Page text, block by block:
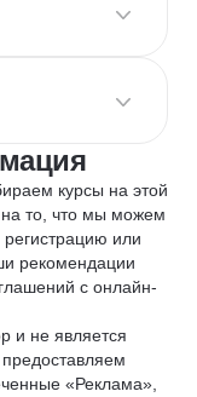
курсы на этой
то, что мы можем
или
рекомендации
с онлайн-
и не является
«Реклама»,